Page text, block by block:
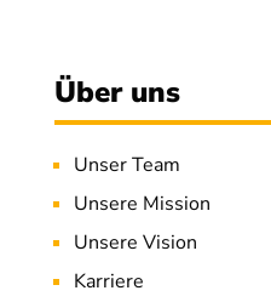
Über uns
Unser Team
Unsere Mission
Unsere Vision
Karriere